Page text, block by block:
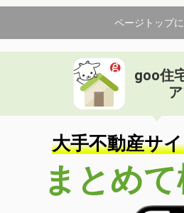
住 所
兵庫県神戸
専有面積 135.68m²
兵庫県高砂市米田町古新
価 格
住 所
兵庫県高砂
間取り
1LDK
兵庫県姫路市飾磨区山崎
9.20万円
ページトップ
goo住
大手不動産サ
まとめて